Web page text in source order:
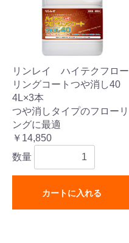
リンレイ ハイテクフロー
リングコートつや消し40
4L×3本
つや消しタイプのフローリ
ングに最適
￥14,850
数量
カートに入れる